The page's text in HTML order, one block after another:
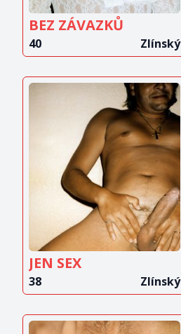
BEZ ZÁVAZKŮ
40 Zlínský
ZOBRAZIT
INZERÁT
JEN SEX
38 Zlínský